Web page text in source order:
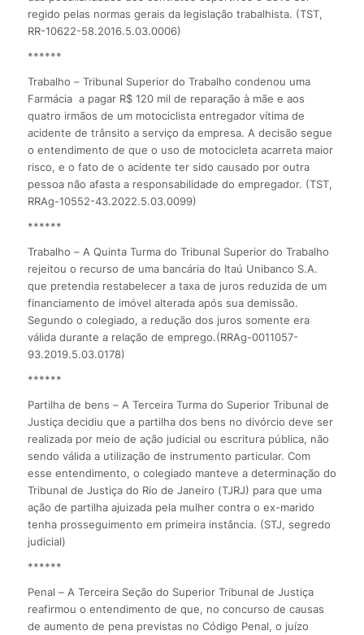
regido pelas normas gerais da legislação trabalhista. (TST,
RR-10622-58.2016.5.03.0006)
******
Trabalho – Tribunal Superior do Trabalho condenou uma
Farmácia a pagar R$ 120 mil de reparação à mãe e aos
quatro irmãos de um motociclista entregador vítima de
acidente de trânsito a serviço da empresa. A decisão segue
o entendimento de que o uso de motocicleta acarreta maior
risco, e o fato de o acidente ter sido causado por outra
pessoa não afasta a responsabilidade do empregador. (TST,
RRAg-10552-43.2022.5.03.0099)
******
Trabalho – A Quinta Turma do Tribunal Superior do Trabalho
rejeitou o recurso de uma bancária do Itaú Unibanco S.A.
que pretendia restabelecer a taxa de juros reduzida de um
financiamento de imóvel alterada após sua demissão.
Segundo o colegiado, a redução dos juros somente era
válida durante a relação de emprego.(RRAg-0011057-
93.2019.5.03.0178)
******
Partilha de bens – A Terceira Turma do Superior Tribunal de
Justiça decidiu que a partilha dos bens no divórcio deve ser
realizada por meio de ação judicial ou escritura pública, não
sendo válida a utilização de instrumento particular. Com
esse entendimento, o colegiado manteve a determinação do
Tribunal de Justiça do Rio de Janeiro (TJRJ) para que uma
ação de partilha ajuizada pela mulher contra o ex-marido
tenha prosseguimento em primeira instância. (STJ, segredo
judicial)
******
Penal – A Terceira Seção do Superior Tribunal de Justiça
reafirmou o entendimento de que, no concurso de causas
de aumento de pena previstas no Código Penal, o juízo